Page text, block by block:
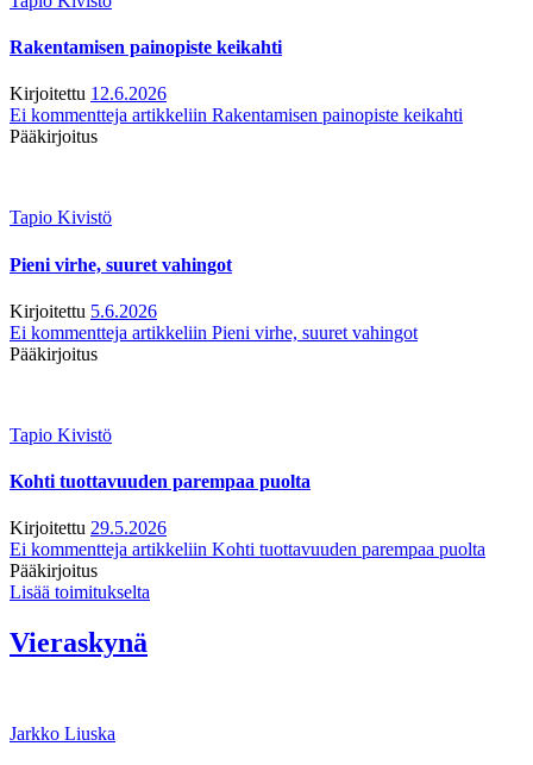
Rakentamisen painopiste keikahti
Kirjoitettu 12.6.2026
Ei kommentteja artikkeliin Rakentamisen painopiste keikahti
Pääkirjoitus
Tapio Kivistö
Pieni virhe, suuret vahingot
Kirjoitettu 5.6.2026
Ei kommentteja artikkeliin Pieni virhe, suuret vahingot
Pääkirjoitus
Tapio Kivistö
Kohti tuottavuuden parempaa puolta
Kirjoitettu 29.5.2026
Ei kommentteja artikkeliin Kohti tuottavuuden parempaa puolta
Pääkirjoitus
Lisää toimitukselta
Vieraskynä
Jarkko Liuska